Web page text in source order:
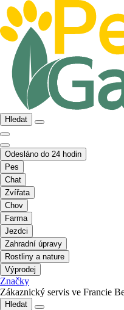
Hledat
Odesláno do 24 hodin
Pes
Chat
Zvířata
Chov
Farma
Jezdci
Zahradní úpravy
Rostliny a nature
Výprodej
Značky
Zákaznický servis ve Francie
Hledat